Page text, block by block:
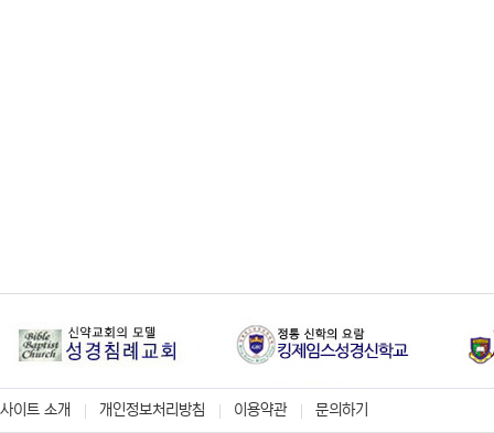
사이트 소개 개인정보처리방침 이용약관 문의하기